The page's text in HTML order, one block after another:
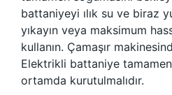
battaniyeyi ılık su ve biraz
yıkayın veya maksimum
kullanın. Çamaşır
Elektrikli battaniye tamamen
ortamda kurutulmalıdır.